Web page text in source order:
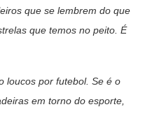
que se lembrem do que
que temos no peito. É
loucos por futebol. Se é o
em torno do esporte,